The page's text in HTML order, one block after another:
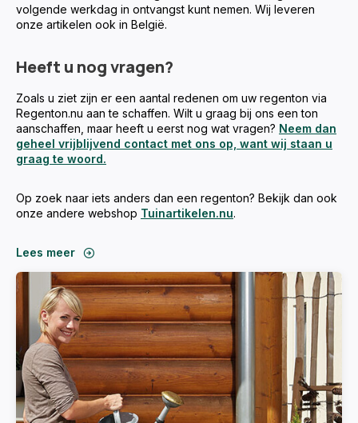
volgende werkdag in ontvangst kunt nemen. Wij leveren
onze artikelen ook in België.
Heeft u nog vragen?
Zoals u ziet zijn er een aantal redenen om uw regenton via
Regenton.nu aan te schaffen. Wilt u graag bij ons een ton
aanschaffen, maar heeft u eerst nog wat vragen? Neem dan
geheel vrijblijvend contact met ons op, want wij staan u
graag te woord.
Op zoek naar iets anders dan een regenton? Bekijk dan ook
onze andere webshop Tuinartikelen.nu.
Lees meer